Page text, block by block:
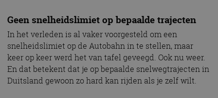
Geen snelheidslimiet op bepaalde trajecten
In het verleden is al vaker voorgesteld om een
snelheidslimiet op de Autobahn in te stellen, maar
keer op keer werd het van tafel geveegd. Ook nu weer.
En dat betekent dat je op bepaalde snelwegtrajecten in
Duitsland gewoon zo hard kan rijden als je zelf wilt.